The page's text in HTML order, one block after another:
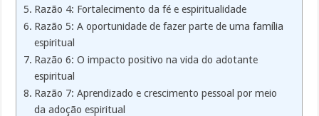
Razão 4: Fortalecimento da fé e espiritualidade
Razão 5: A oportunidade de fazer parte de uma família
espiritual
Razão 6: O impacto positivo na vida do adotante
espiritual
Razão 7: Aprendizado e crescimento pessoal por meio
da adoção espiritual